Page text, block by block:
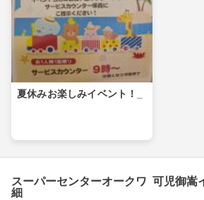
夏休みお楽しみイベント！_
スーパーセンターオークワ 可児御嵩
細